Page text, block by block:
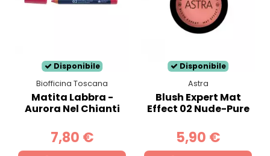
Disponibile
Biofficina Toscana
Matita Labbra -
Aurora Nel Chianti
7,80 €
Disponibile
Astra
Blush Expert Mat
Effect 02 Nude-Pure
5,90 €